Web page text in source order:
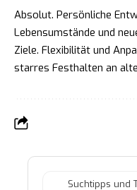
Absolut. Persönliche
Lebensumstände und
Ziele. Flexibilität und
starres Festhalten an